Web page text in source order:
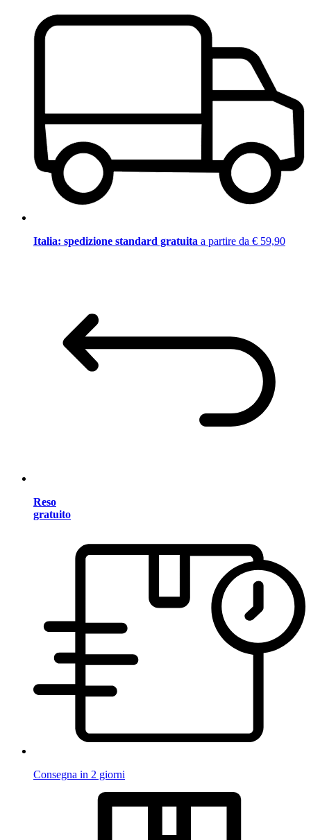
Italia: spedizione standard gratuita a partire da € 59,90
Reso
gratuito
Consegna in 2 giorni